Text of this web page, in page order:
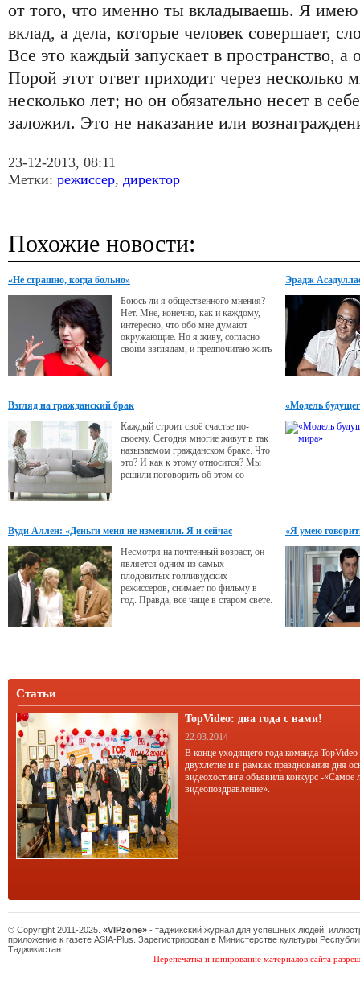
от того, что именно ты вкладываешь. Я
вклад, а дела, которые человек совершает,
Все это каждый запускает в пространство, а
Порой этот ответ приходит через несколько
несколько лет; но он обязательно несет в
заложил. Это не наказание или
23-12-2013, 08:11
Метки: режиссер, директор
Похожие новости:
«Не страшно, когда больно»
Боюсь ли я общественного мнения?
Нет. Мне, конечно, как и каждому,
интересно, что обо мне думают
окружающие. Но я живу, согласно
своим взглядам, и предпочитаю жить
Эрадж
Взгляд на гражданский брак
Каждый строит своё счастье по-
своему. Сегодня многие живут в так
называемом гражданском браке. Что
это? И как к этому относится? Мы
решили поговорить об этом со
«Модель
Вуди Аллен: «Деньги меня не изменили. Я и сейчас
Несмотря на почтенный возраст, он
является одним из самых
плодовитых голливудских
режиссеров, снимает по фильму в
год. Правда, все чаще в старом свете.
«Я умею
Статьи
TopVideo: два года с вами!
22.03.2014
В конце уходящего года команда TopVideo
двухлетие и в рамках празднования дня
видеохостинга объявила конкурс -«Самое
видеопоздравление».
© Copyright 2011-2025. «VIPzone» - таджикский журнал для успешных людей,
приложение к газете ASIA-Plus. Зарегистрирован в Министерстве культуры
Таджикистан.
Перепечатка и копирование материалов сайта